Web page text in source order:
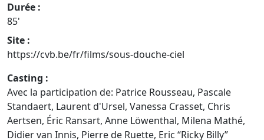
Durée :
85'
Site :
https://cvb.be/fr/films/sous-douche-ciel
Casting :
Avec la participation de: Patrice Rousseau, Pascale
Standaert, Laurent d'Ursel, Vanessa Crasset, Chris
Aertsen, Éric Ransart, Anne Löwenthal, Milena Mathé,
Didier van Innis, Pierre de Ruette, Eric “Ricky Billy”